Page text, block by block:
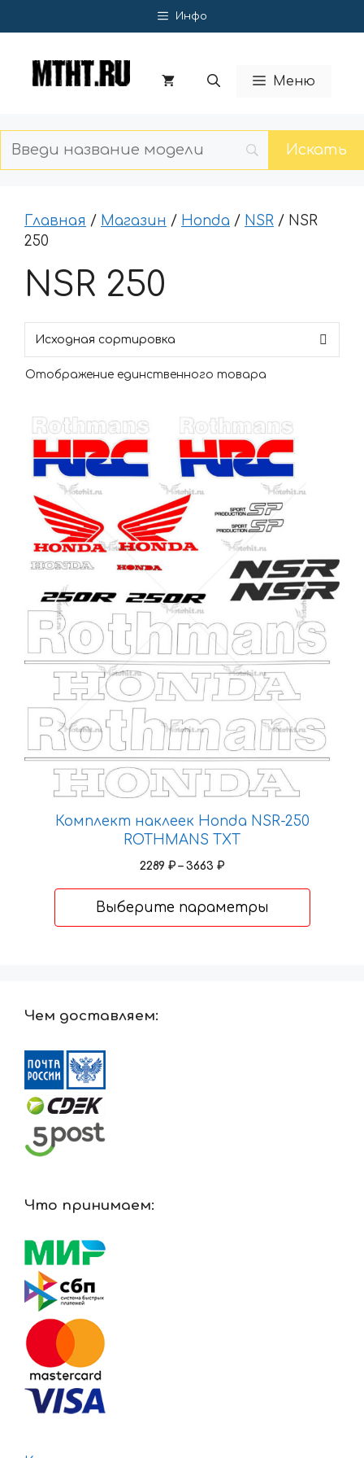
к
Инфо
Меню
Главная / Магазин / Honda / NSR / NSR
250
NSR 250
Отображение единственного товара
Комплект наклеек Honda NSR-250
ROTHMANS TXT
2289 ₽ – 3663 ₽Диапазон
–
Выберите параметры
Этот
товар
имеет
несколько
вариаций.
Опции
можно
выбрать
странице
товара.
Чем доставляем:
Что принимаем: